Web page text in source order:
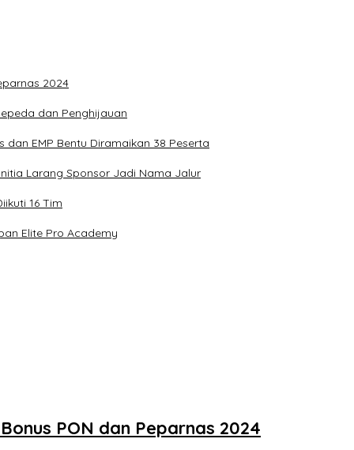
2024
dan Penghijauan
dan EMP Bentu Diramaikan 38 Peserta
Larang Sponsor Jadi Nama Jalur
16 Tim
Elite Pro Academy
PON dan Peparnas 2024